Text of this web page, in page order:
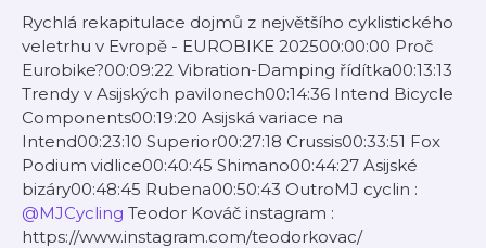
Rychlá rekapitulace dojmů z největšího cyklistického
veletrhu v Evropě - EUROBIKE 202500:00:00 Proč
Eurobike?00:09:22 Vibration-Damping řídítka00:13:13
Trendy v Asijských pavilonech00:14:36 Intend Bicycle
Components00:19:20 Asijská variace na
Intend00:23:10 Superior00:27:18 Crussis00:33:51 Fox
Podium vidlice00:40:45 Shimano00:44:27 Asijské
bizáry00:48:45 Rubena00:50:43 OutroMJ cyclin :
@MJCycling Teodor Kováč instagram :
https://www.instagram.com/teodorkovac/